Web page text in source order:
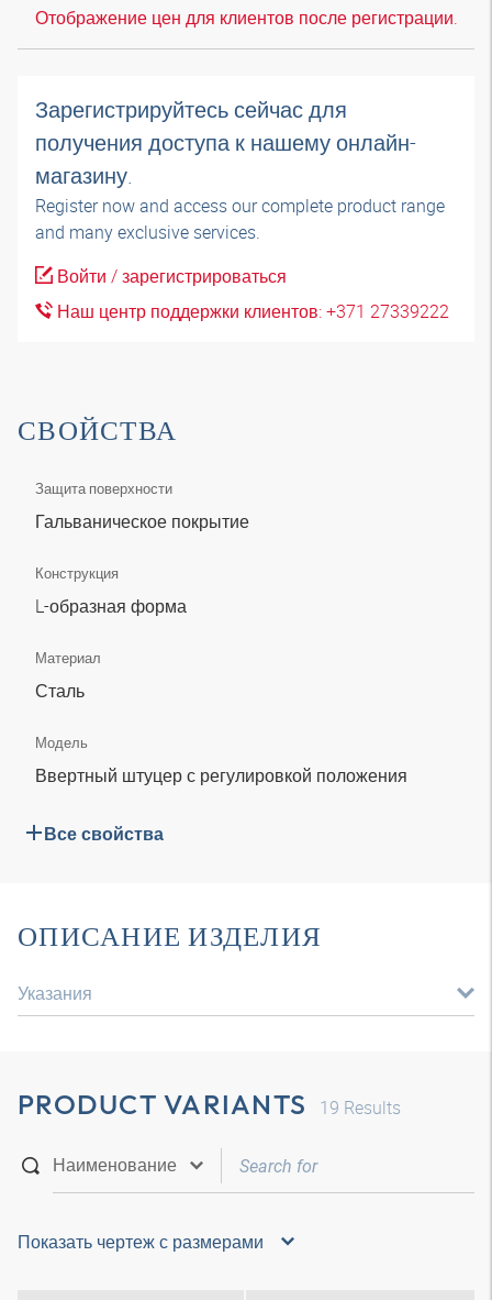
Отображение цен для клиентов после регистрации.
Зарегистрируйтесь сейчас для
получения доступа к нашему онлайн-
магазину.
Register now and access our complete product range
and many exclusive services.
Войти / зарегистрироваться
Наш центр поддержки клиентов: +371 27339222
СВОЙСТВА
Защита поверхности
Гальваническое покрытие
Конструкция
L-образная форма
Материал
Сталь
Модель
Ввертный штуцер с регулировкой положения
Все свойства
ОПИСАНИЕ ИЗДЕЛИЯ
Указания
PRODUCT VARIANTS 19 Results
Показать чертеж с размерами